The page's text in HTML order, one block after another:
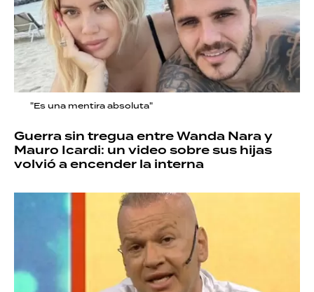
"Es una mentira absoluta"
Guerra sin tregua entre Wanda Nara y
Mauro Icardi: un video sobre sus hijas
volvió a encender la interna